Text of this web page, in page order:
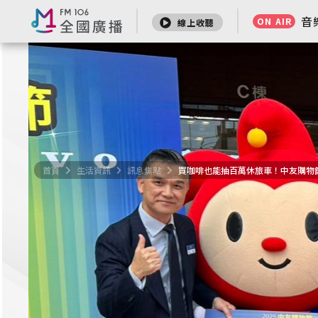
首頁 生活資訊 訊息焦點
線上收聽 ON AIR 音
首頁 生活資訊 訊息焦點 買咖啡也能抽百萬休旅車！中友購物
線上收聽 ON AIR 音